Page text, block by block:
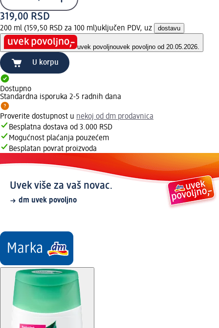
319,00 RSD
200 ml (159,50 RSD za 100 ml)uključen PDV, uz dostavu
uvek povoljnouvek povoljno od 20.05.2026.
U korpu
Dostupno
Standardna isporuka 2-5 radnih dana
Proverite dostupnost u nekoj od dm prodavnica
Besplatna dostava od 3.000 RSD
Mogućnost plaćanja pouzećem
Besplatan povrat proizvoda
Uvek više za vaš novac.
dm uvek povoljno